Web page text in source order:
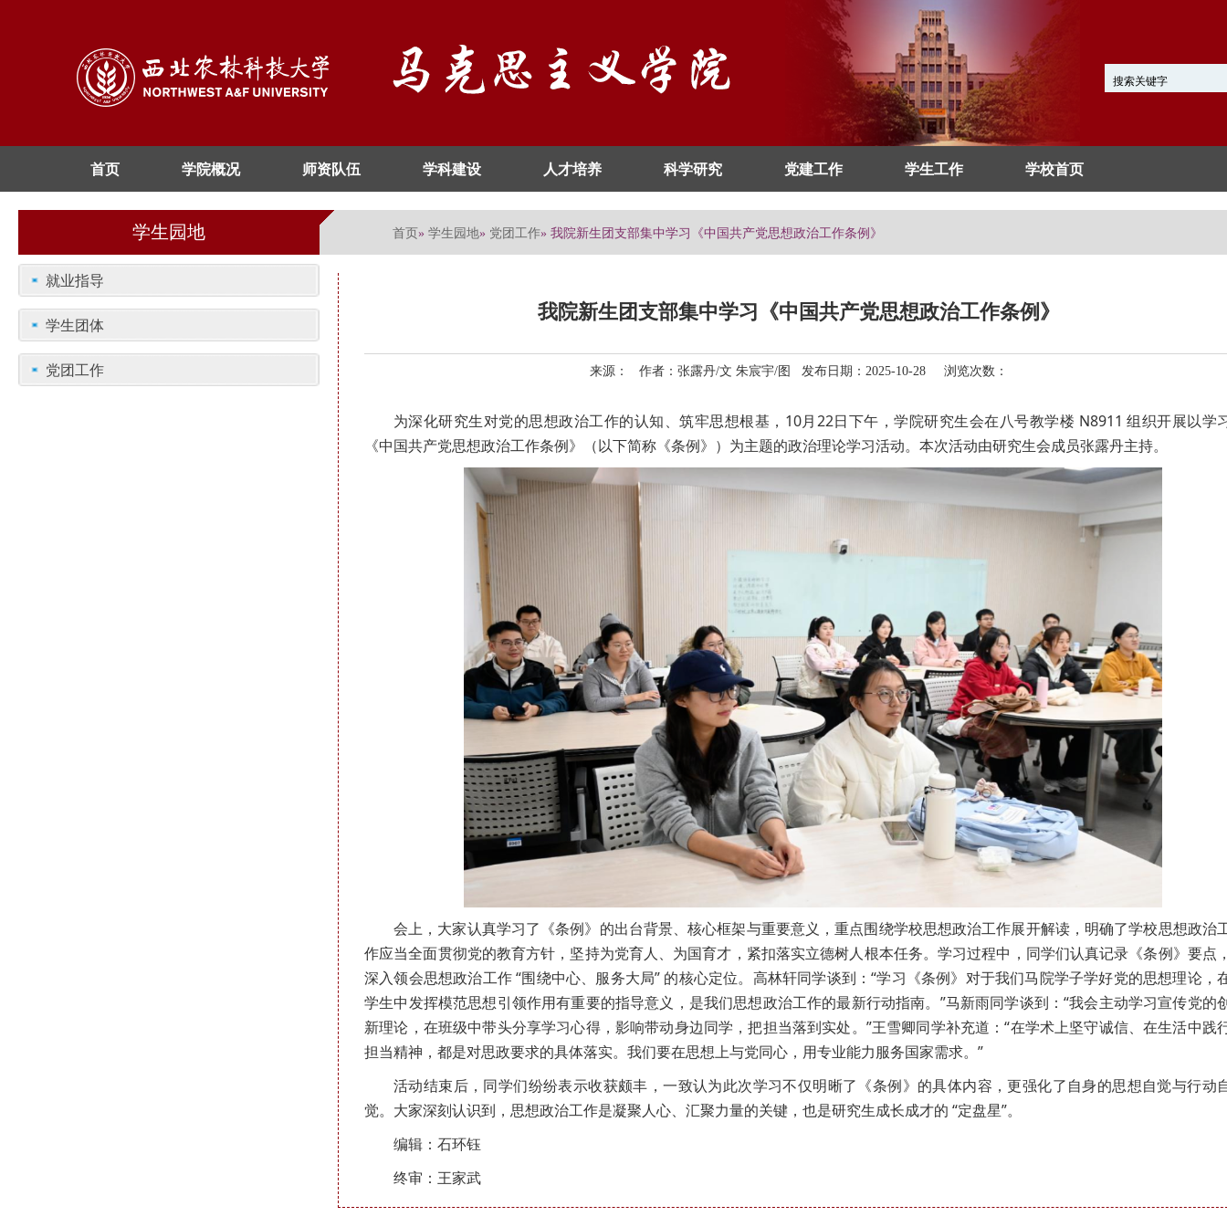
首页 学院概况 师资队伍 学科建设 人才培养 科学研究 党建工作 学生工作 学校首页
学生园地 首页» 学生园地» 党团工作» 我院新生团支部集中学习《中国共产党思想政治工作条例》
就业指导
学生团体
党团工作
我院新生团支部集中学习《中国共产党思想政治工作条例》
来源： 作者：张露丹/文 朱宸宇/图 发布日期：2025-10-28 浏览次数：
为深化研究生对党的思想政治工作的认知、筑牢思想根基，10月22日下午，学院研究生会在八号教学楼 N8911 组织开展以学
《中国共产党思想政治工作条例》（以下简称《条例》）为主题的政治理论学习活动。本次活动由研究生会成员张露丹主持。
会上，大家认真学习了《条例》的出台背景、核心框架与重要意义，重点围绕学校思想政治工作展开解读，明确了学校思想政治
作应当全面贯彻党的教育方针，坚持为党育人、为国育才，紧扣落实立德树人根本任务。学习过程中，同学们认真记录《条例》要点
深入领会思想政治工作 “围绕中心、服务大局” 的核心定位。高林轩同学谈到：“学习《条例》对于我们马院学子学好党的思想理论，
学生中发挥模范思想引领作用有重要的指导意义，是我们思想政治工作的最新行动指南。”马新雨同学谈到：“我会主动学习宣传党的
新理论，在班级中带头分享学习心得，影响带动身边同学，把担当落到实处。”王雪卿同学补充道：“在学术上坚守诚信、在生活中践
担当精神，都是对思政要求的具体落实。我们要在思想上与党同心，用专业能力服务国家需求。”
活动结束后，同学们纷纷表示收获颇丰，一致认为此次学习不仅明晰了《条例》的具体内容，更强化了自身的思想自觉与行动
觉。大家深刻认识到，思想政治工作是凝聚人心、汇聚力量的关键，也是研究生成长成才的 “定盘星”。
编辑：石环钰
终审：王家武